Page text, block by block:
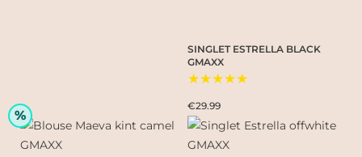
SINGLET ESTRELLA BLACK
GMAXX
★★★★★
€29.99
%